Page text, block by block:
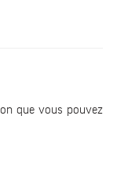
que vous pouvez